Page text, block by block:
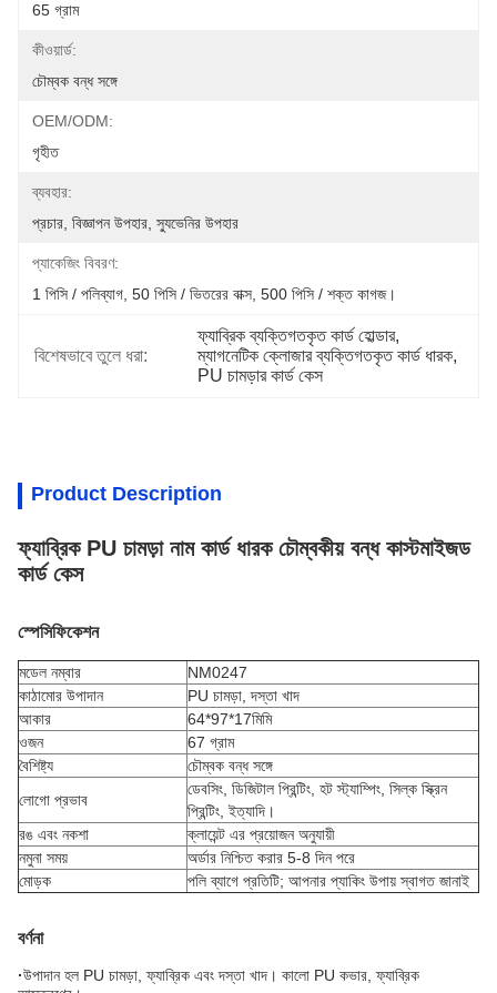
65 গ্রাম
কীওয়ার্ড:
চৌম্বক বন্ধ সঙ্গে
OEM/ODM:
গৃহীত
ব্যবহার:
প্রচার, বিজ্ঞাপন উপহার, স্যুভেনির উপহার
প্যাকেজিং বিবরণ:
1 পিসি / পলিব্যাগ, 50 পিসি / ভিতরের বাক্স, 500 পিসি / শক্ত কাগজ।
বিশেষভাবে তুলে ধরা:
ফ্যাব্রিক ব্যক্তিগতকৃত কার্ড হোল্ডার,
ম্যাগনেটিক ক্লোজার ব্যক্তিগতকৃত কার্ড ধারক
PU চামড়ার কার্ড কেস
Product Description
ফ্যাব্রিক PU চামড়া নাম কার্ড ধারক চৌম্বকীয় বন্ধ কাস্টমাইজড
কার্ড কেস
স্পেসিফিকেশন
মডেল নম্বার
NM0247
কাঠামোর উপাদান
PU চামড়া, দস্তা খাদ
আকার
64*97*17মিমি
ওজন
67 গ্রাম
বৈশিষ্ট্য
চৌম্বক বন্ধ সঙ্গে
লোগো প্রভাব
ডেবসিং, ডিজিটাল প্রিন্টিং, হট স্ট্যাম্পিং, সিল্ক স্ক্রিন
প্রিন্টিং, ইত্যাদি।
রঙ এবং নকশা
ক্লায়েন্ট এর প্রয়োজন অনুযায়ী
নমুনা সময়
অর্ডার নিশ্চিত করার 5-8 দিন পরে
মোড়ক
পলি ব্যাগে প্রতিটি; আপনার প্যাকিং উপায় স্বাগত জানাই
বর্ণনা
·উপাদান হল PU চামড়া, ফ্যাব্রিক এবং দস্তা খাদ। কালো PU কভার, ফ্যাব্রিক